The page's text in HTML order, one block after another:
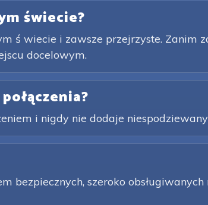
świecie?
ś wiecie i zawsze przejrzyste. Zanim
docelowym.
i nigdy nie dodaje
szeroko obsługiwanych